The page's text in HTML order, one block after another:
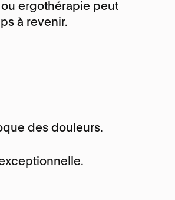
ergothérapie peut
à revenir.
des douleurs.